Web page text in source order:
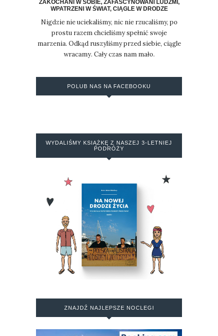
ZAKOCHANI W SOBIE, ZAFASCYNOWANI LUDŹMI,
WPATRZENI W ŚWIAT, CIĄGLE W DRODZE
Nigdzie nie uciekaliśmy, nic nie rzucaliśmy, po
prostu razem chcieliśmy spełnić swoje
marzenia. Odkąd ruszyliśmy przed siebie, ciągle
wracamy. Cały czas nam mało.
POLUB NAS NA FACEBOOKU
WYDALIŚMY KSIĄŻKĘ Z NASZEJ 3-LETNIEJ
PODRÓŻY
ZNAJDŹ NAJLEPSZE NOCLEGI